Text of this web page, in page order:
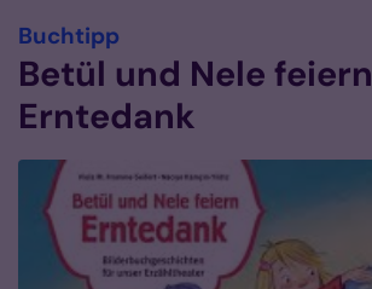
Buchtipp
Betül und Nele feiern
Erntedank